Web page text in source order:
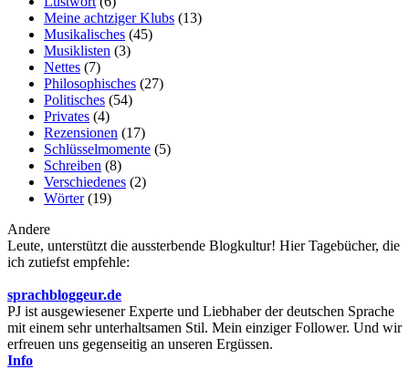
Meine achtziger Klubs (13)
Musikalisches (45)
Musiklisten (3)
Nettes (7)
Philosophisches (27)
Politisches (54)
Privates (4)
Rezensionen (17)
Schlüsselmomente (5)
Schreiben (8)
Verschiedenes (2)
Wörter(19)
Andere
Leute, unterstützt die aussterbende Blogkultur! Hier Tagebücher, die
ich zutiefst empfehle:
sprachbloggeur.de
PJ ist ausgewiesener Experte und Liebhaber der deutschen Sprache
mit einem sehr unterhaltsamen Stil. Mein einziger Follower. Und wir
erfreuen uns gegenseitig an unseren Ergüssen.
Info